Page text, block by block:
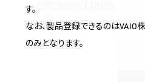
コミュニケーションサイ
す。
なお、製品登録できるのはVAIO
のみとなります。